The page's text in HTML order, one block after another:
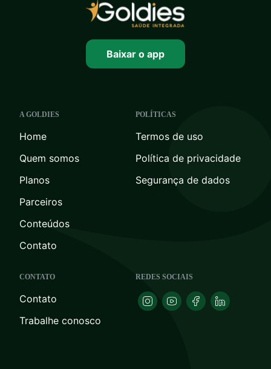
Baixar o app
A GOLDIES
Home
Quem somos
Planos
Parceiros
Conteúdos
Contato
POLÍTICAS
Termos de uso
Política de privacidade
Segurança de dados
CONTATO
Contato
Trabalhe conosco
REDES SOCIAIS